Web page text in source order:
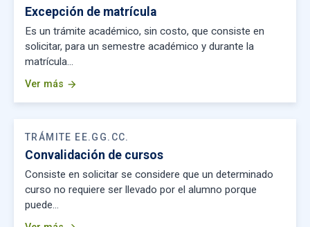
Excepción de matrícula
Es un trámite académico, sin costo, que consiste en
solicitar, para un semestre académico y durante la
matrícula…
Ver más arrow_forward
TRÁMITE EE.GG.CC.
Convalidación de cursos
Consiste en solicitar se considere que un determinado
curso no requiere ser llevado por el alumno porque
puede…